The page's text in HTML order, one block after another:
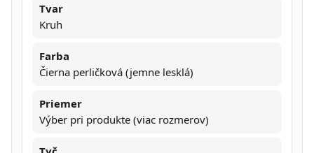
Tvar
Kruh
Farba
Čierna perličková (jemne lesklá)
Priemer
Výber pri produkte (viac rozmerov)